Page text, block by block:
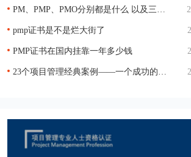
pmp证书是不是烂大街了
PMP证书在国内挂靠一年多少钱